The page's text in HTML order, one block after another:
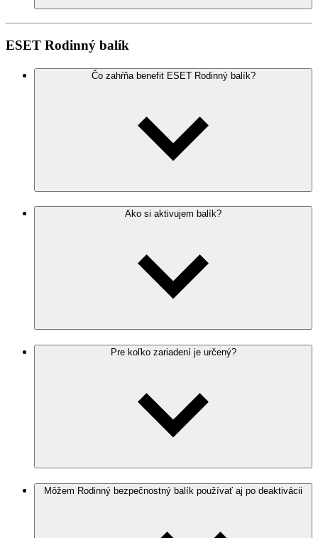
ESET Rodinný balík
Čo zahŕňa benefit ESET Rodinný balík?
Ako si aktivujem balík?
Pre koľko zariadení je určený?
Môžem Rodinný bezpečnostný balík používať aj po deaktivácii